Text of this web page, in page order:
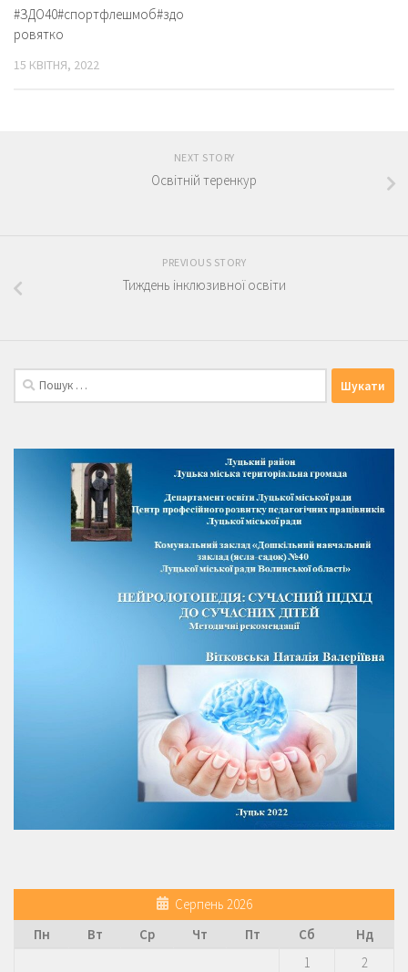
#ЗДО40#спортфлешмоб#здо
ровятко
15 КВІТНЯ, 2022
NEXT STORY
Освітній теренкур
PREVIOUS STORY
Тиждень інклюзивної освіти
Пошук:
Серпень 2026
Пн
Вт Ср Чт Пт Сб
Нд
1
2